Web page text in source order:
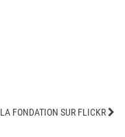
LA FONDATION SUR FLICKR